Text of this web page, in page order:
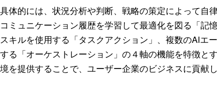
具体的には、状況分析や判断、戦略の策定によって自
コミュニケーション履歴を学習して最適化を図る「記
スキルを使用する「タスクアクション」、複数のAIエ
する「オーケストレーション」の４軸の機能を特徴と
境を提供することで、ユーザー企業のビジネスに貢献